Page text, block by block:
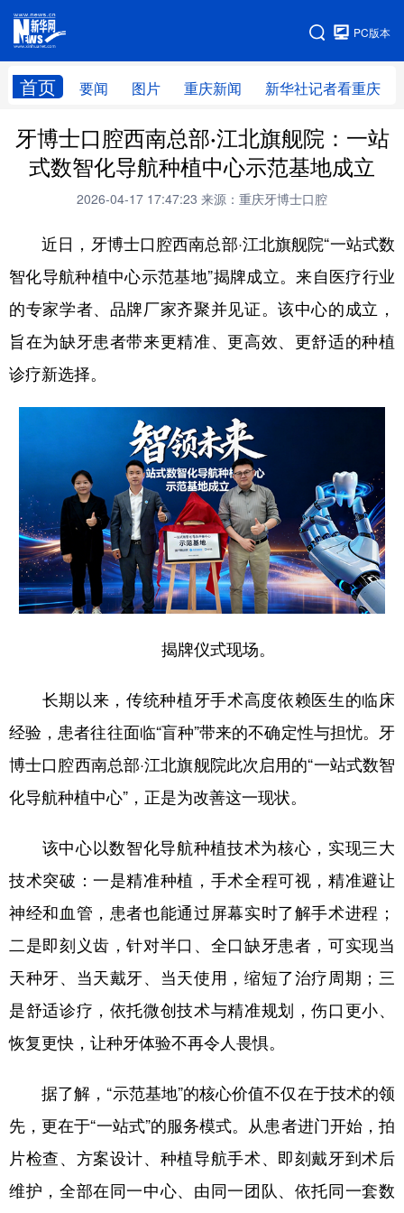
PC版本
首页 要闻 图片 重庆新闻 新华社记者看重庆
网站地图
牙博士口腔西南总部·江北旗舰院：一站
式数智化导航种植中心示范基地成立
2026-04-17 17:47:23 来源：重庆牙博士口腔
近日，牙博士口腔西南总部·江北旗舰院“一站式数
智化导航种植中心示范基地”揭牌成立。来自医疗行业
的专家学者、品牌厂家齐聚并见证。该中心的成立，
旨在为缺牙患者带来更精准、更高效、更舒适的种植
诊疗新选择。
揭牌仪式现场。
长期以来，传统种植牙手术高度依赖医生的临床
经验，患者往往面临“盲种”带来的不确定性与担忧。牙
博士口腔西南总部·江北旗舰院此次启用的“一站式数智
化导航种植中心”，正是为改善这一现状。
该中心以数智化导航种植技术为核心，实现三大
技术突破：一是精准种植，手术全程可视，精准避让
神经和血管，患者也能通过屏幕实时了解手术进程；
二是即刻义齿，针对半口、全口缺牙患者，可实现当
天种牙、当天戴牙、当天使用，缩短了治疗周期；三
是舒适诊疗，依托微创技术与精准规划，伤口更小、
恢复更快，让种牙体验不再令人畏惧。
据了解，“示范基地”的核心价值不仅在于技术的领
先，更在于“一站式”的服务模式。从患者进门开始，拍
片检查、方案设计、种植导航手术、即刻戴牙到术后
维护，全部在同一中心、由同一团队、依托同一套数